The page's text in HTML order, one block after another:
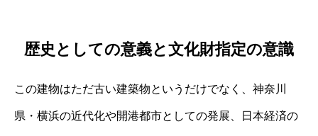
歴史としての意義と文化財指定の意識
この建物はただ古い建築物というだけでなく、神奈川
県・横浜の近代化や開港都市としての発展、日本経済の